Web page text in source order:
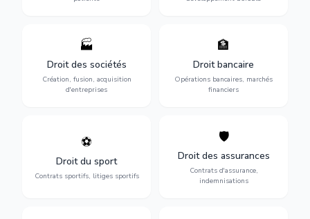
🏭
Droit des sociétés
Création, fusion, acquisition
d'entreprises
Structuration de votre
société : création, fusion-
acquisition, gouvernance et
restructuration.
🏦
Droit bancaire
Opérations bancaires, marchés
financiers
Gestion de vos opérations
financières : contentieux
bancaire, investissements et
régulation.
⚽
Droit du sport
Contrats sportifs, litiges sportifs
Expertise en droit sportif :
transferts, sponsoring et
contentieux.
🛡️
Droit des assurances
Contrats d'assurance,
indemnisations
Défense de vos intérêts :
contrats d'assurance,
sinistres et indemnisations
optimales.